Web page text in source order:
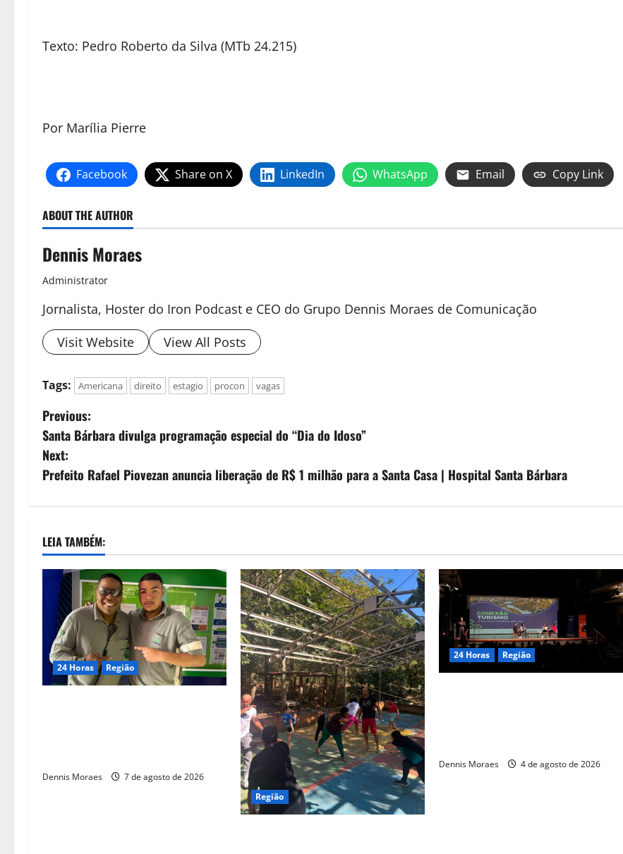
Texto: Pedro Roberto da Silva (MTb 24.215)
Por Marília Pierre
Facebook Share on X LinkedIn WhatsApp Email Copy Link
ABOUT THE AUTHOR
Dennis Moraes
Administrator
Jornalista, Hoster do Iron Podcast e CEO do Grupo Dennis Moraes de Comunicação
Visit Website
View All Posts
Tags: Americana direito estagio procon vagas
Previous:
Santa Bárbara divulga programação especial do “Dia do Idoso”
Next:
Prefeito Rafael Piovezan anuncia liberação de R$ 1 milhão para a Santa Casa | Hospital Santa Bárbara
LEIA TAMBÉM:
24 Horas Região
Dennis Moraes
7 de agosto de 2026
Região
24 Horas Região
Dennis Moraes 4 de agosto de 2026